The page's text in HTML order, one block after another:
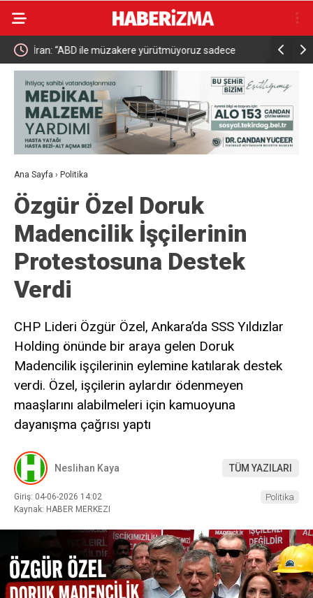
Kestel’de yollar yenilenip genişletiliyor
İçin
Ana Sayfa › Politika
Özgür Özel Doruk
Madencilik İşçilerinin
Protestosuna Destek
Verdi
CHP Lideri Özgür Özel, Ankara’da SSS Yıldızlar
Holding önünde bir araya gelen Doruk
Madencilik işçilerinin eylemine katılarak destek
verdi. Özel, işçilerin aylardır ödenmeyen
maaşlarını alabilmeleri için kamuoyuna
dayanışma çağrısı yaptı
Neslihan Kaya TÜM YAZILARI
Giriş: 04-06-2026 14:02
Kaynak: HABER MERKEZI
Politika